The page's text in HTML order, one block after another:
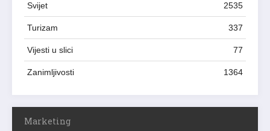
Svijet 2535
Turizam 337
Vijesti u slici 77
Zanimljivosti 1364
Marketing